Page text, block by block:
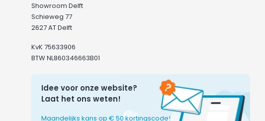
Showroom Delft
Schieweg 77
2627 AT Delft
KvK 75633906
BTW NL860346663B01
Idee voor onze website?
Laat het ons weten!
Maandelijks kans op € 50 kortingscode!